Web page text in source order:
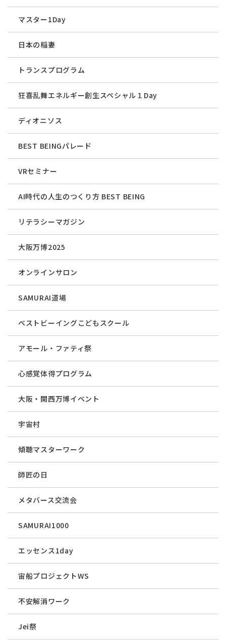
マスター1Day
日本の稲妻
トランスプログラム
狂喜乱舞エネルギー創生スペシャル１Day
ディオニソス
BEST BEINGパレード
VRセミナー
AI時代の人生のつくり方 BEST BEING
リテラシーマガジン
大阪万博2025
オンラインサロン
SAMURAI道場
ベストビーイングこどもスクール
アモール・ファティ祭
心感覚体得プログラム
大阪・関西万博イベント
宇宙村
傾聴マスターワーク
師匠の日
メタバース交流会
SAMURAI1000
エッセンス1day
宙船プロジェクトWS
不安解消ワーク
Jei祭